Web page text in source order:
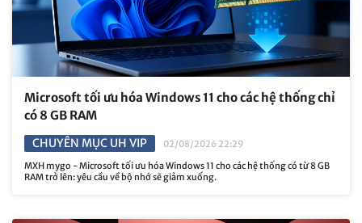
Microsoft tối ưu hóa Windows 11 cho các hệ thống chỉ
có 8 GB RAM
CHUYÊN MỤC UH VIP
02/08/2026 22:29
MXH mygo - Microsoft tối ưu hóa Windows 11 cho các hệ thống có từ 8 GB
RAM trở lên: yêu cầu về bộ nhớ sẽ giảm xuống.